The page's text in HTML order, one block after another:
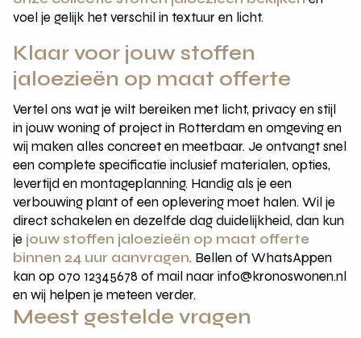
voel je gelijk het verschil in textuur en licht.
Klaar voor jouw stoffen
jaloezieën op maat offerte
Vertel ons wat je wilt bereiken met licht, privacy en stijl
in jouw woning of project in Rotterdam en omgeving en
wij maken alles concreet en meetbaar. Je ontvangt snel
een complete specificatie inclusief materialen, opties,
levertijd en montageplanning. Handig als je een
verbouwing plant of een oplevering moet halen. Wil je
direct schakelen en dezelfde dag duidelijkheid, dan kun
je jouw stoffen jaloezieën op maat offerte
binnen 24 uur aanvragen. Bellen of WhatsAppen
kan op 070 12345678 of mail naar info@kronoswonen.nl
en wij helpen je meteen verder.
Meest gestelde vragen